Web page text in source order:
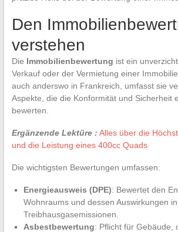
Den
verstehen
Die Immobilienbewertung ist ein
Verkauf oder der Vermietung einer
auch anderswo in Frankreich, umfasst sie
Aspekte, die die Konformität und Sicherheit
bewerten.
Ergänzende Lektüre : Alles über die
und die Leistung eines 400cc Quads
Die wichtigsten Bewertungen umfassen:
Energieausweis (DPE): Bewertet den
Wohnraums und dessen Auswirkungen
Treibhausgasemissionen.
Asbestbewertung: Pflicht für Gebäude,